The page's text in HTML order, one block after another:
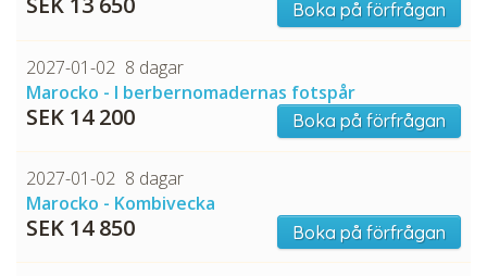
Boka på förfrågan
2027-01-02 8 dagar
Marocko - I berbernomadernas fotspår
SEK 14 200 Boka på förfrågan
2027-01-02 8 dagar
Marocko - Kombivecka
SEK 14 850 Boka på förfrågan